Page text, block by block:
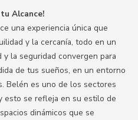
Alcance!
una experiencia única que
y la cercanía, todo en un
la seguridad convergen para
de tus sueños, en un entorno
Belén es uno de los sectores
esto se refleja en su estilo de
dinámicos que se